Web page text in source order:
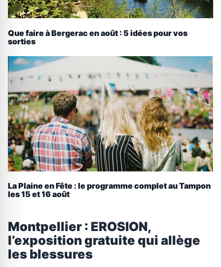
Que faire à Bergerac en août : 5 idées pour vos
sorties
La Plaine en Fête : le programme complet au Tampon
les 15 et 16 août
Montpellier : EROSION,
l’exposition gratuite qui allège
les blessures